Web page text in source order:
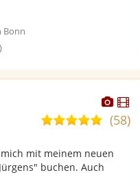
Bonn
Dieser
stellt
5,0
5
Sternen
(58)
mich mit meinem neuen
buchen. Auch